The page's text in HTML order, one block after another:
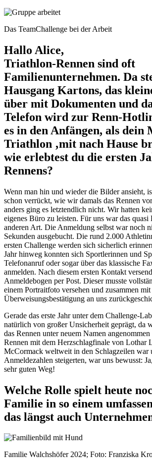
Das TeamChallenge bei der Arbeit
Hallo Alice,
Triathlon-Rennen sind oft
Familienunternehmen. Da
Hausgang Kartons, das
über mit Dokumenten und
Telefon wird zur Renn-
es in den Anfängen, als dein
Triathlon ‚mit nach Hause
wie erlebtest du die ersten
Rennens?
Wenn man hin und wieder die Bilder ansieht,
schon verrückt, wie wir damals das Rennen
anders ging es letztendlich nicht. Wir hatten
eigenes Büro zu leisten. Für uns war das
anderen Art. Die Anmeldung selbst war noch
Sekunden ausgebucht. Die rund 2.000
ersten Challenge werden sich sicherlich
Jahr hinweg konnten sich Sportlerinnen und
Telefonanruf oder sogar über das klassische
anmelden. Nach diesem ersten Kontakt
Anmeldebogen per Post. Dieser musste
einem Portraitfoto versehen und zusammen mit
Überweisungsbestätigung an uns
Gerade das erste Jahr unter dem Challenge-
natürlich von großer Unsicherheit geprägt, da
das Rennen unter neuem Namen
Rennen mit dem Herzschlagfinale von Lothar
McCormack weltweit in den Schlagzeilen war
Anmeldezahlen steigerten, war uns bewusst:
sehr guten Weg!
Welche Rolle spielt heute
Familie in so einem
das längst auch
Familie Walchshöfer 2024; Foto: Franziska